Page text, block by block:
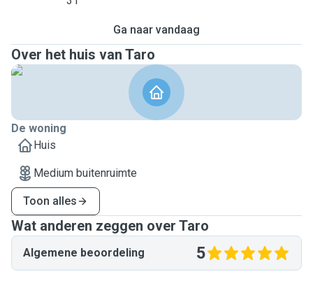
Ga naar vandaag
Over het huis van Taro
De woning
Huis
Medium buitenruimte
Toon alles
Wat anderen zeggen over Taro
Algemene beoordeling 5